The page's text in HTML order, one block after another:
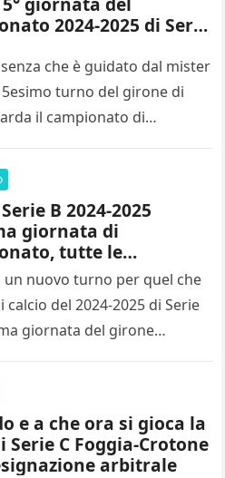
2024-2025 di Serie
che è guidato dal mister
turno del girone di
il campionato di…
B 2024-2025
giornata di
tutte le
arbitrali
un nuovo turno per quel che
del 2024-2025 di Serie
giornata del girone…
e a che ora si gioca la
Serie C Foggia-Crotone
arbitrale